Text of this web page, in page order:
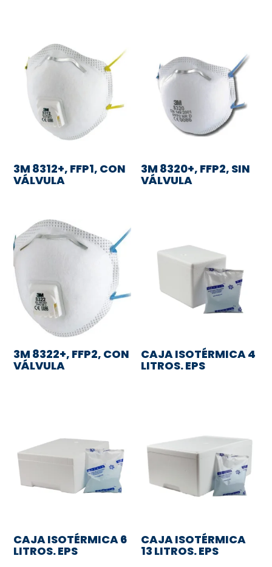
3M 8312+, FFP1, CON
VÁLVULA
3M 8320+, FFP2, SIN
VÁLVULA
3M 8322+, FFP2, CON
VÁLVULA
CAJA ISOTÉRMICA 4
LITROS. EPS
CAJA ISOTÉRMICA 6
LITROS. EPS
CAJA ISOTÉRMICA
13 LITROS. EPS